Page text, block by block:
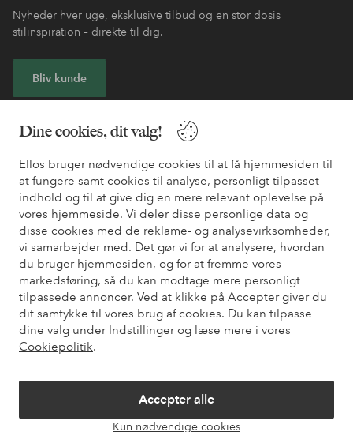
Dine cookies, dit valg!
Ellos bruger nødvendige cookies til at få hjemmesiden til
at fungere samt cookies til analyse, personligt tilpasset
indhold og til at give dig en mere relevant oplevelse på
vores hjemmeside. Vi deler disse personlige data og
disse cookies med de reklame- og analysevirksomheder,
vi samarbejder med. Det gør vi for at analysere, hvordan
du bruger hjemmesiden, og for at fremme vores
markedsføring, så du kan modtage mere personligt
tilpassede annoncer. Ved at klikke på Accepter giver du
dit samtykke til vores brug af cookies. Du kan tilpasse
dine valg under Indstillinger og læse mere i vores
Cookiepolitik.
Accepter alle
Kun nødvendige cookies
Nyheder hver uge, eksklusive tilbud og en stor dosis
stilinspiration – direkte til dig.
Bliv kunde
Har du brug for hjælp?
Du kan finde svar på de oftest stillede spørgsmål i vores FAQ.
Du kan også finde oplysninger om, hvordan du kontakter os.
Kundeservice Bestilling Betalingsmåde
Mine sider